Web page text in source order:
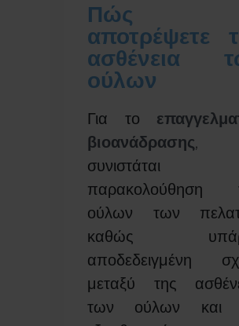
Πώς
αποτρέψετε
ασθένεια
ούλων
Για το
βιοανάδρασης,
παρακολούθηση
ούλων των
καθώς
αποδεδειγμένη
μεταξύ της
των ούλων και